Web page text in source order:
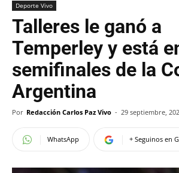
Deporte Vivo
Talleres le ganó a
Temperley y está
semifinales de la
Argentina
Por Redacción Carlos Paz Vivo - 29 septiembre,
WhatsApp + Seguinos en